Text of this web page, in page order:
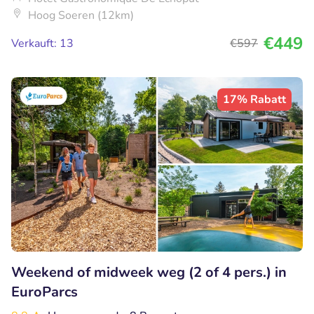
Hoog Soeren (12km)
Verkauft: 13
€597 €449
17% Rabatt
Weekend of midweek weg (2 of 4 pers.) in
EuroParcs